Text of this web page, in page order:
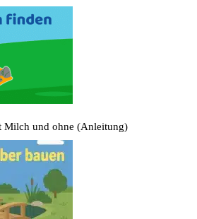
Milch und ohne (Anleitung)